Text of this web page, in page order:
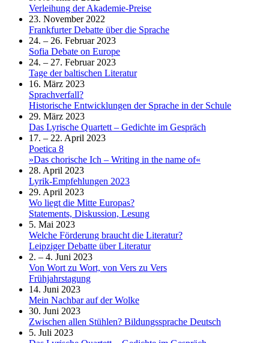
Verleihung der Akademie-Preise
23. November 2022
Frankfurter Debatte über die Sprache
24. – 26. Februar 2023
Sofia Debate on Europe
24. – 27. Februar 2023
Tage der baltischen Literatur
16. März 2023
Sprachverfall?
Historische Entwicklungen der Sprache in der Schule
29. März 2023
Das Lyrische Quartett – Gedichte im Gespräch
17. – 22. April 2023
Poetica 8
»Das chorische Ich – Writing in the name of«
28. April 2023
Lyrik-Empfehlungen 2023
29. April 2023
Wo liegt die Mitte Europas?
Statements, Diskussion, Lesung
5. Mai 2023
Welche Förderung braucht die Literatur?
Leipziger Debatte über Literatur
2. – 4. Juni 2023
Von Wort zu Wort, von Vers zu Vers
Frühjahrstagung
14. Juni 2023
Mein Nachbar auf der Wolke
30. Juni 2023
Zwischen allen Stühlen? Bildungssprache Deutsch
5. Juli 2023